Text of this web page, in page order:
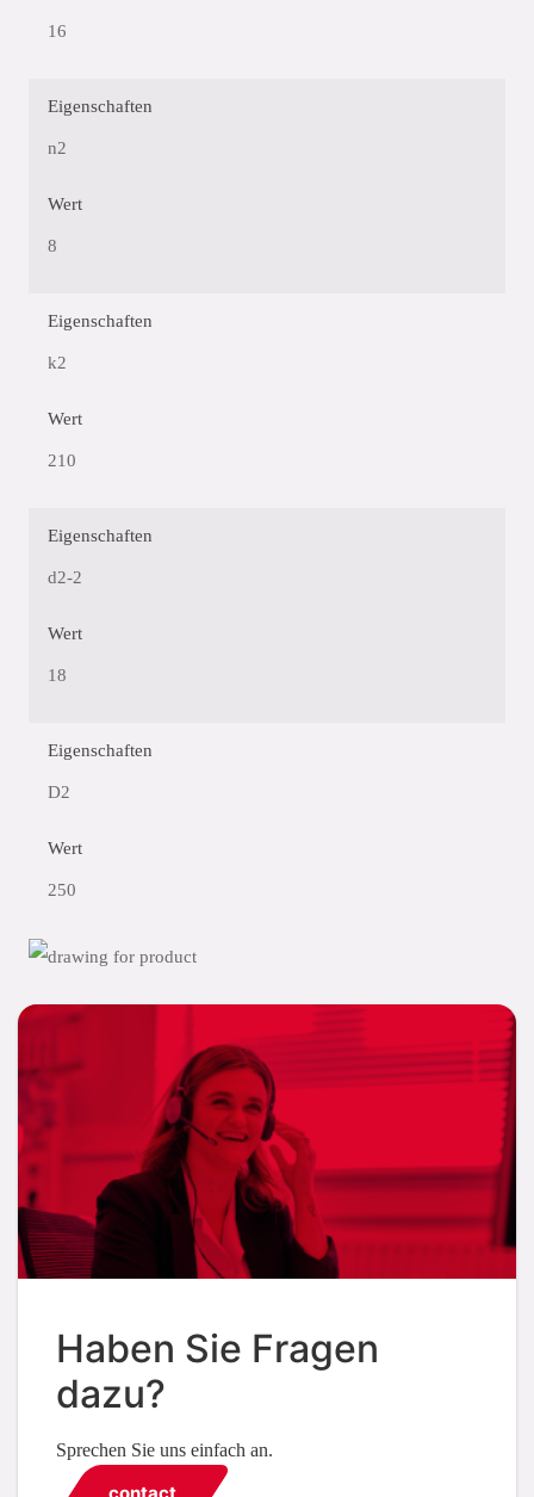
16
Eigenschaften
n2
Wert
8
Eigenschaften
k2
Wert
210
Eigenschaften
d2-2
Wert
18
Eigenschaften
D2
Wert
250
Haben Sie Fragen
dazu?
Sprechen Sie uns einfach an.